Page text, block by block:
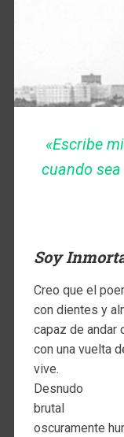
«Escribe
cuando
Soy
Creo que el
con dientes y
capaz de andar
con una vuelta
vive.
Desnudo
brutal
oscuramente